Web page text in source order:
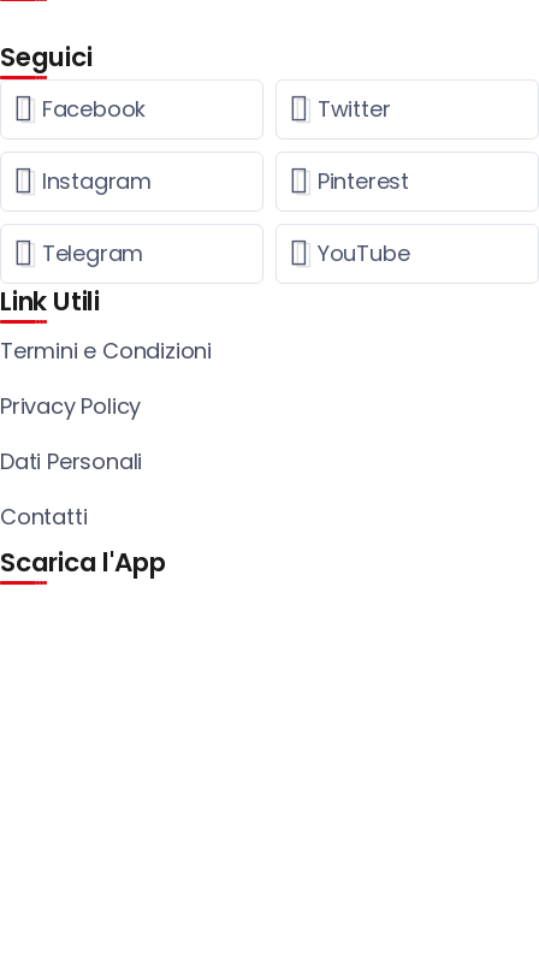
Seguici
Facebook Twitter
Instagram Pinterest
Telegram YouTube
Link Utili
Termini e Condizioni
Privacy Policy
Dati Personali
Contatti
Scarica l'App